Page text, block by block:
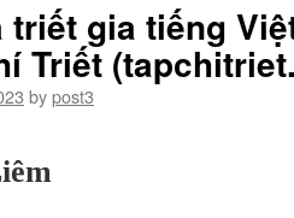
triết gia tiếng
Triết
bypost3